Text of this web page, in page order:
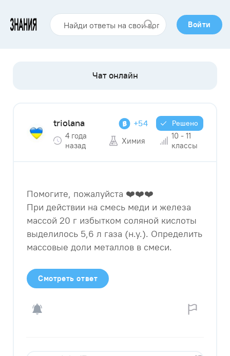
Войти
triolana +54 Решено
4 года
назад
Химия
10 - 11
классы
Помогите, пожалуйста ❤️❤️❤️
При действии на смесь меди и железа
массой 20 г избытком соляной кислоты
выделилось 5,6 л газа (н.у.). Определить
массовые доли металлов в смеси.​
Смотреть ответ